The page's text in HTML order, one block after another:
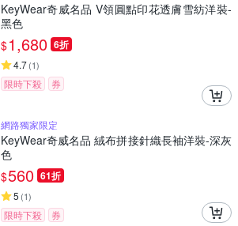
KeyWear奇威名品 V領圓點印花透膚雪紡洋裝-
黑色
$1,680 6折
4.7(1)
限時下殺 券
網路獨家限定
KeyWear奇威名品 絨布拼接針織長袖洋裝-深灰
色
$560 61折
5 (1)
限時下殺 券